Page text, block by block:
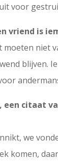
voor
vriend is
niet
blijven.
citaat
we
komen,